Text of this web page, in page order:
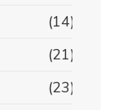
(14)
(21)
(23)